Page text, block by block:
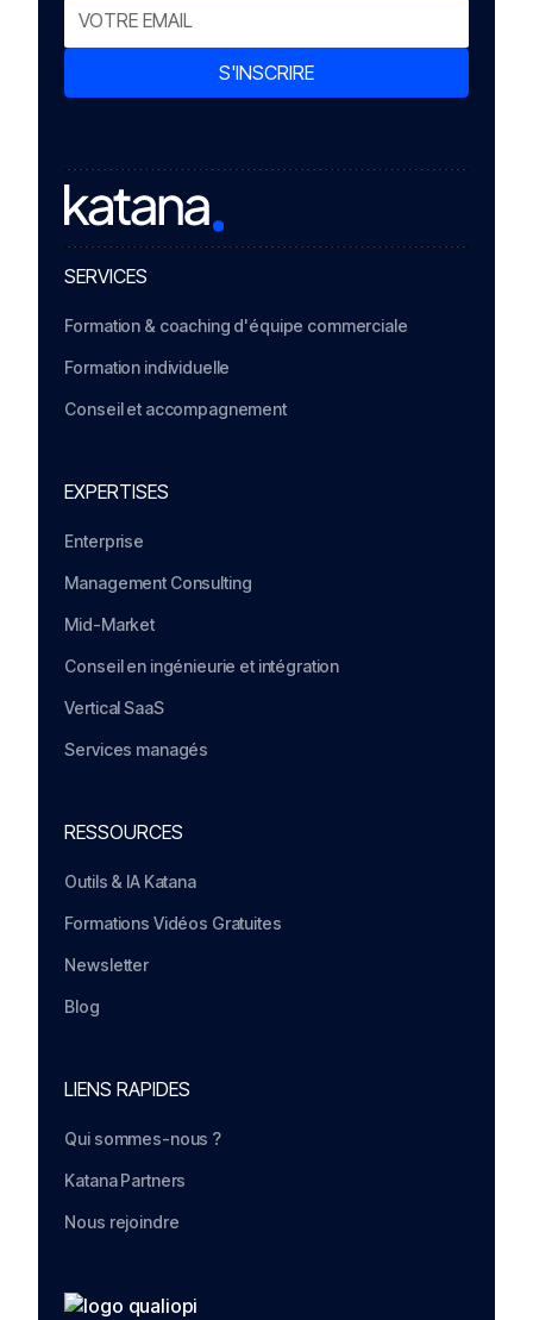
SERVICES
Formation & coaching d'équipe commerciale
Formation individuelle
Conseil et accompagnement
EXPERTISES
Enterprise
Management Consulting
Mid-Market
Conseil en ingénieurie et intégration
Vertical SaaS
Services managés
RESSOURCES
Outils & IA Katana
Formations Vidéos Gratuites
Newsletter
Blog
LIENS RAPIDES
Qui sommes-nous ?
Katana Partners
Nous rejoindre